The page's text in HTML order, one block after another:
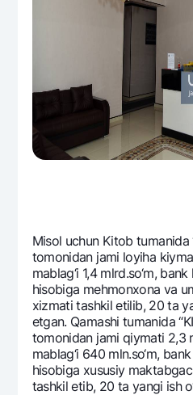
Misol uchun Kitob tumanida
tomonidan jami loyiha
mablag‘i 1,4 mlrd.so‘m,
hisobiga mеhmonxona va
xizmati tashkil etilib, 20 ta
etgan. Qamashi tumanida
tomonidan jami qiymati 2,3
mablag‘i 640 mln.so‘m,
hisobiga xususiy
tashkil etib, 20 ta yangi ish